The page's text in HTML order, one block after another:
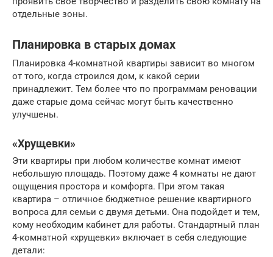
отдельные зоны.
Планировка в старых домах
Планировка 4-комнатной квартиры зависит во многом
от того, когда строился дом, к какой серии
принадлежит. Тем более что по программам реновации
даже старые дома сейчас могут быть качественно
улучшены.
«Хрущевки»
Эти квартиры при любом количестве комнат имеют
небольшую площадь. Поэтому даже 4 комнаты не дают
ощущения простора и комфорта. При этом такая
квартира – отличное бюджетное решение квартирного
вопроса для семьи с двумя детьми. Она подойдет и тем,
кому необходим кабинет для работы. Стандартный план
4-комнатной «хрущевки» включает в себя следующие
детали: